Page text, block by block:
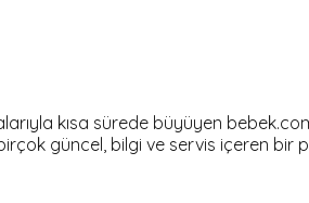
kısa sürede büyüyen
güncel, bilgi ve servis içeren bir